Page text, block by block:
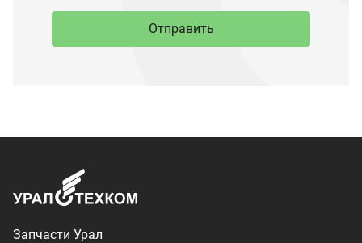
Запчасти Камаз
Спецпредложения
Доставка и оплата
utkm@mail.ru